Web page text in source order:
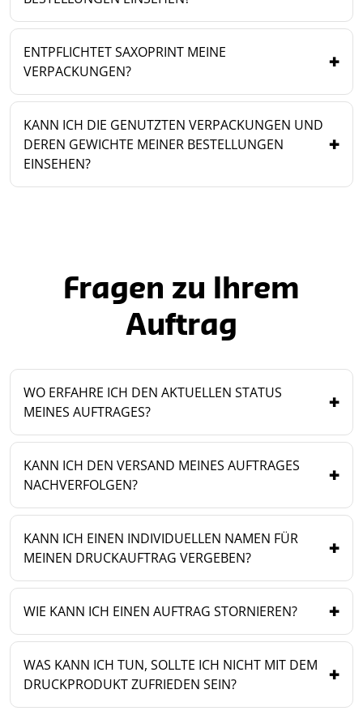
ENTPFLICHTET SAXOPRINT MEINE
VERPACKUNGEN?
KANN ICH DIE GENUTZTEN VERPACKUNGEN UND
DEREN GEWICHTE MEINER BESTELLUNGEN
EINSEHEN?
Fragen zu Ihrem
Auftrag
WO ERFAHRE ICH DEN AKTUELLEN STATUS
MEINES AUFTRAGES?
KANN ICH DEN VERSAND MEINES AUFTRAGES
NACHVERFOLGEN?
KANN ICH EINEN INDIVIDUELLEN NAMEN FÜR
MEINEN DRUCKAUFTRAG VERGEBEN?
WIE KANN ICH EINEN AUFTRAG STORNIEREN?
WAS KANN ICH TUN, SOLLTE ICH NICHT MIT DEM
DRUCKPRODUKT ZUFRIEDEN SEIN?